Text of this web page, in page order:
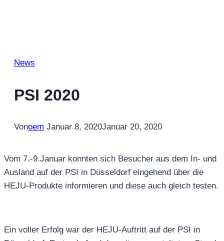
News
PSI 2020
Vonoem Januar 8, 2020Januar 20, 2020
Vom 7.-9.Januar konnten sich Besucher aus dem In- und
Ausland auf der PSI in Düsseldorf eingehend über die
HEJU-Produkte informieren und diese auch gleich testen.
Ein voller Erfolg war der HEJU-Auftritt auf der PSI in